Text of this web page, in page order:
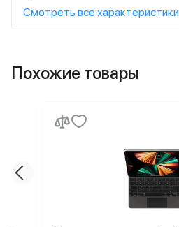
Смотреть все характеристики
Похожие товары